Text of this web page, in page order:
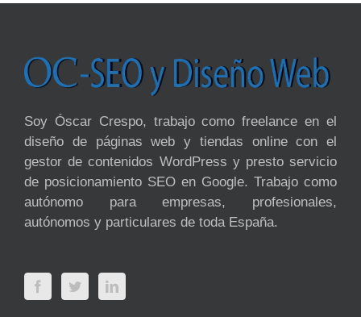
Soy Óscar Crespo, trabajo como freelance en el
diseño de páginas web y tiendas online con el
gestor de contenidos WordPress y presto servicio
de posicionamiento SEO en Google. Trabajo como
autónomo para empresas, profesionales,
autónomos y particulares de toda España.